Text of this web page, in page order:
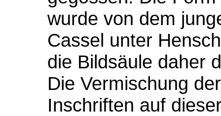
wurde von dem
Cassel unter
die Bildsäule daher
Die Vermischung
Inschriften auf